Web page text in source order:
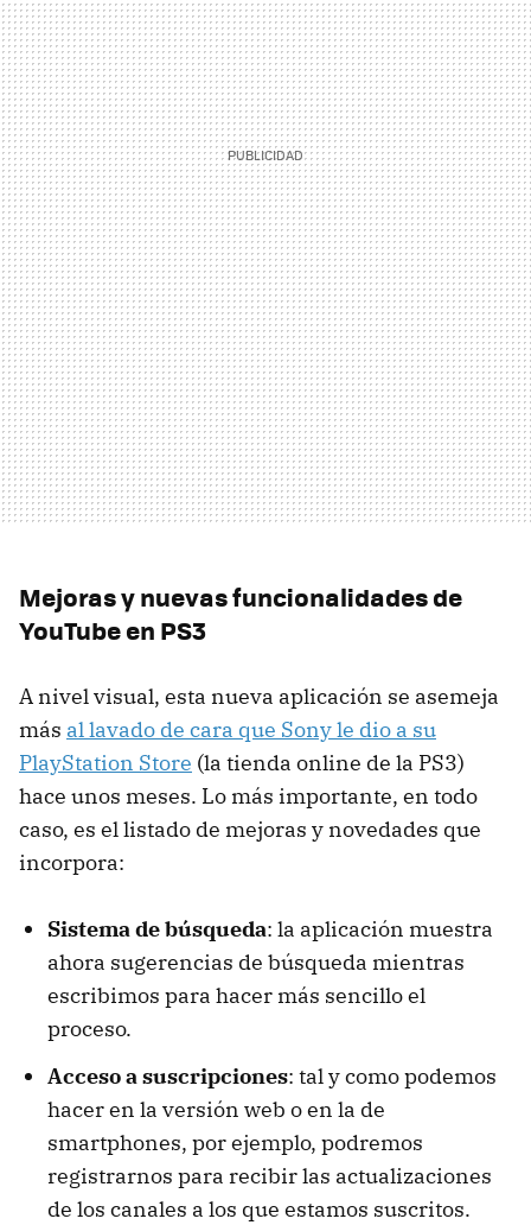
Mejoras y nuevas funcionalidades de
YouTube en PS3
A nivel visual, esta nueva aplicación se asemeja
más al lavado de cara que Sony le dio a su
PlayStation Store (la tienda online de la PS3)
hace unos meses. Lo más importante, en todo
caso, es el listado de mejoras y novedades que
incorpora:
Sistema de búsqueda: la aplicación muestra
ahora sugerencias de búsqueda mientras
escribimos para hacer más sencillo el
proceso.
Acceso a suscripciones: tal y como podemos
hacer en la versión web o en la de
smartphones, por ejemplo, podremos
registrarnos para recibir las actualizaciones
de los canales a los que estamos suscritos.